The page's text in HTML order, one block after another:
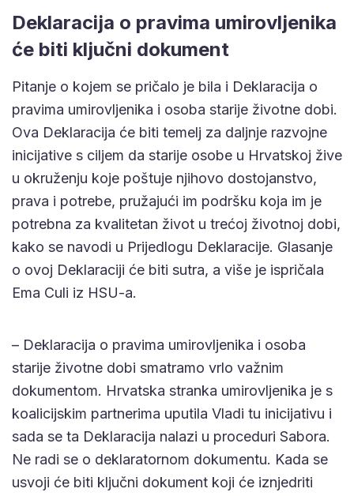
Deklaracija o pravima umirovljenika
će biti ključni dokument
Pitanje o kojem se pričalo je bila i Deklaracija o
pravima umirovljenika i osoba starije životne dobi.
Ova Deklaracija će biti temelj za daljnje razvojne
inicijative s ciljem da starije osobe u Hrvatskoj žive
u okruženju koje poštuje njihovo dostojanstvo,
prava i potrebe, pružajući im podršku koja im je
potrebna za kvalitetan život u trećoj životnoj dobi,
kako se navodi u Prijedlogu Deklaracije. Glasanje
o ovoj Deklaraciji će biti sutra, a više je ispričala
Ema Culi iz HSU-a.
– Deklaracija o pravima umirovljenika i osoba
starije životne dobi smatramo vrlo važnim
dokumentom. Hrvatska stranka umirovljenika je s
koalicijskim partnerima uputila Vladi tu inicijativu i
sada se ta Deklaracija nalazi u proceduri Sabora.
Ne radi se o deklaratornom dokumentu. Kada se
usvoji će biti ključni dokument koji će iznjedriti